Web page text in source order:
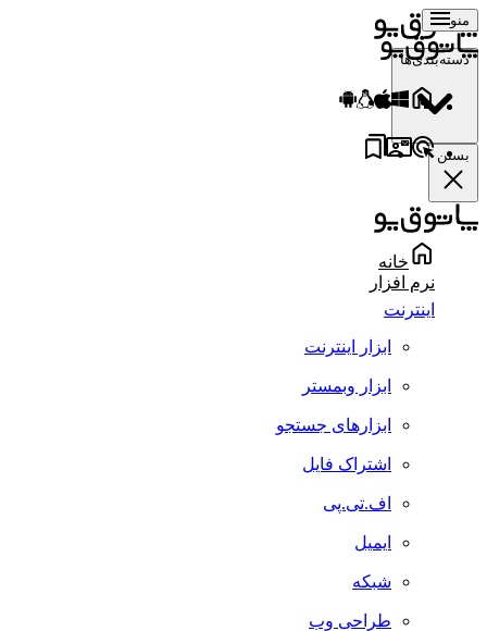
منو
دسته‌بندی‌ها
بستن
خانه
نرم افزار
اینترنت
ابزار اینترنت
ابزار وبمستر
ابزارهای جستجو
اشتراک فایل
اف.تی.پی
ایمیل
شبکه
طراحی وب